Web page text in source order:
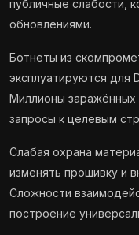
публичные слабости,
обновлениями.
Ботнеты из
эксплуатируются для
Миллионы заражённых
запросы к целевым
Слабая охрана
изменять прошивку и
Сложности
построение